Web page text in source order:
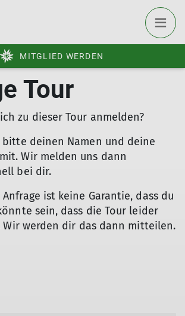
MITGLIED WERDEN
Tour
zu dieser Tour anmelden?
deinen Namen und deine
Wir melden uns dann
bei dir.
ist keine Garantie, dass du
sein, dass die Tour leider
werden dir das dann mitteilen.